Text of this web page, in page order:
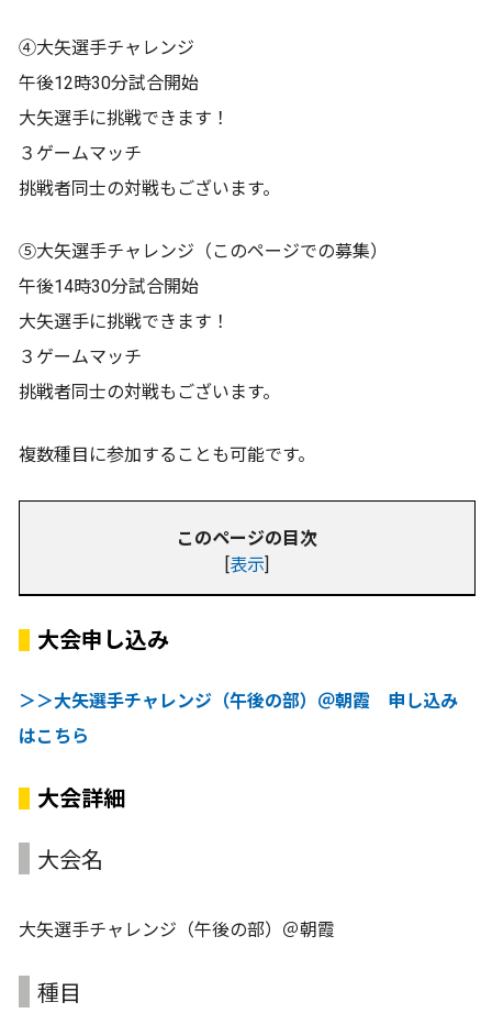
④大矢選手チャレンジ
午後12時30分試合開始
大矢選手に挑戦できます！
３ゲームマッチ
挑戦者同士の対戦もございます。
⑤大矢選手チャレンジ（このページでの募集）
午後14時30分試合開始
大矢選手に挑戦できます！
３ゲームマッチ
挑戦者同士の対戦もございます。
複数種目に参加することも可能です。
このページの目次
[表示]
大会申し込み
＞＞大矢選手チャレンジ（午後の部）＠朝霞 申し込み
はこちら
大会詳細
大会名
大矢選手チャレンジ（午後の部）＠朝霞
種目